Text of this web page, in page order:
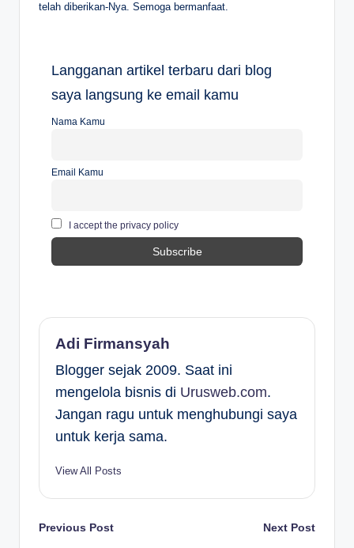
telah diberikan-Nya. Semoga bermanfaat.
Langganan artikel terbaru dari blog
saya langsung ke email kamu
Nama Kamu
Email Kamu
I accept the privacy policy
Adi Firmansyah
Blogger sejak 2009. Saat ini
mengelola bisnis di Urusweb.com.
Jangan ragu untuk menghubungi saya
untuk kerja sama.
View All Posts
Post
Previous Post Next Post